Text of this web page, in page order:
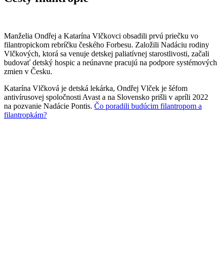
Manželia Ondřej a Katarína Vlčkovci obsadili prvú priečku vo
filantropickom rebríčku českého Forbesu. Založili Nadáciu rodiny
Vlčkových, ktorá sa venuje detskej paliatívnej starostlivosti, začali
budovať detský hospic a neúnavne pracujú na podpore systémových
zmien v Česku.
Katarína Vlčková je detská lekárka, Ondřej Vlček je šéfom
antivírusovej spoločnosti Avast a na Slovensko prišli v apríli 2022
na pozvanie Nadácie Pontis. Čo poradili budúcim filantropom a
filantropkám?